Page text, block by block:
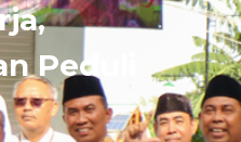
Peduli